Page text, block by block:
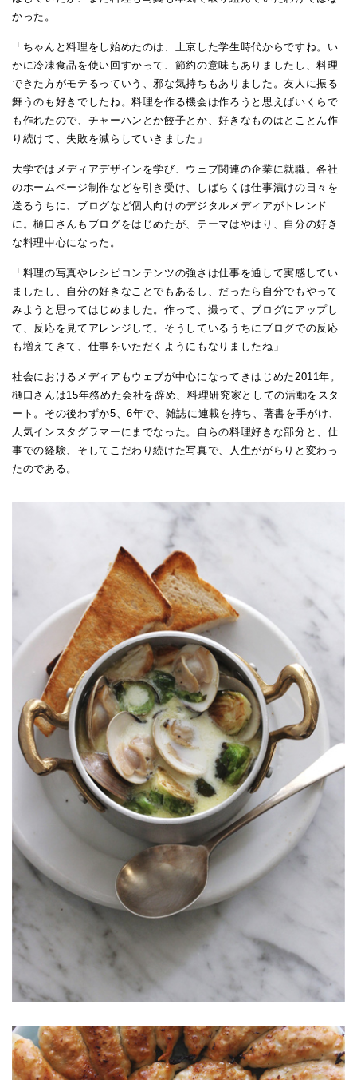
かった。
「ちゃんと料理をし始めたのは、上京した学生時代からですね。い
かに冷凍食品を使い回すかって、節約の意味もありましたし、料理
できた方がモテるっていう、邪な気持ちもありました。友人に振る
舞うのも好きでしたね。料理を作る機会は作ろうと思えばいくらで
も作れたので、チャーハンとか餃子とか、好きなものはとことん作
り続けて、失敗を減らしていきました」
大学ではメディアデザインを学び、ウェブ関連の企業に就職。各社
のホームページ制作などを引き受け、しばらくは仕事漬けの日々を
送るうちに、ブログなど個人向けのデジタルメディアがトレンド
に。樋口さんもブログをはじめたが、テーマはやはり、自分の好き
な料理中心になった。
「料理の写真やレシピコンテンツの強さは仕事を通して実感してい
ましたし、自分の好きなことでもあるし、だったら自分でもやって
みようと思ってはじめました。作って、撮って、ブログにアップし
て、反応を見てアレンジして。そうしているうちにブログでの反応
も増えてきて、仕事をいただくようにもなりましたね」
社会におけるメディアもウェブが中心になってきはじめた2011年。
樋口さんは15年務めた会社を辞め、料理研究家としての活動をスタ
ート。その後わずか5、6年で、雑誌に連載を持ち、著書を手がけ、
人気インスタグラマーにまでなった。自らの料理好きな部分と、仕
事での経験、そしてこだわり続けた写真で、人生ががらりと変わっ
たのである。